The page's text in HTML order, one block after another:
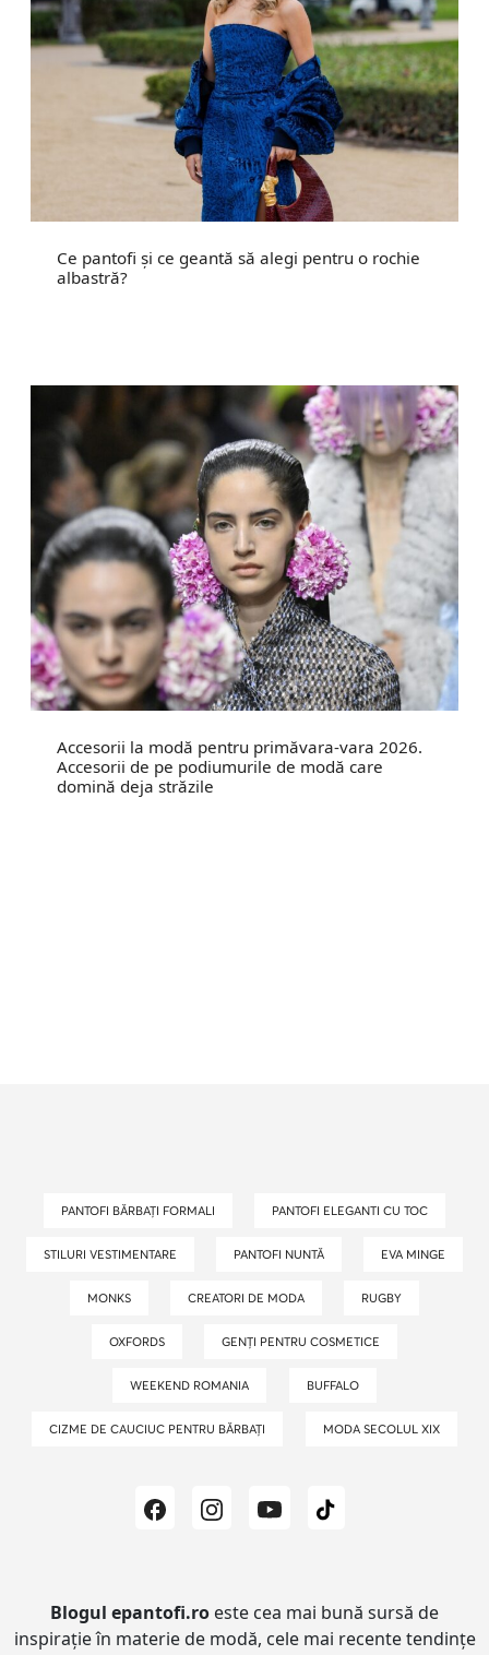
Ce pantofi și ce geantă să alegi pentru o rochie
albastră?
Accesorii la modă pentru primăvara-vara 2026.
Accesorii de pe podiumurile de modă care
domină deja străzile
PANTOFI BĂRBAȚI FORMALI PANTOFI ELEGANTI CU TOC
STILURI VESTIMENTARE PANTOFI NUNTĂ EVA MINGE
MONKS CREATORI DE MODA RUGBY
OXFORDS GENȚI PENTRU COSMETICE
WEEKEND ROMANIA BUFFALO
CIZME DE CAUCIUC PENTRU BĂRBAȚI MODA SECOLUL XIX
Blogul epantofi.ro este cea mai bună sursă de
inspirație în materie de modă, cele mai recente tendințe